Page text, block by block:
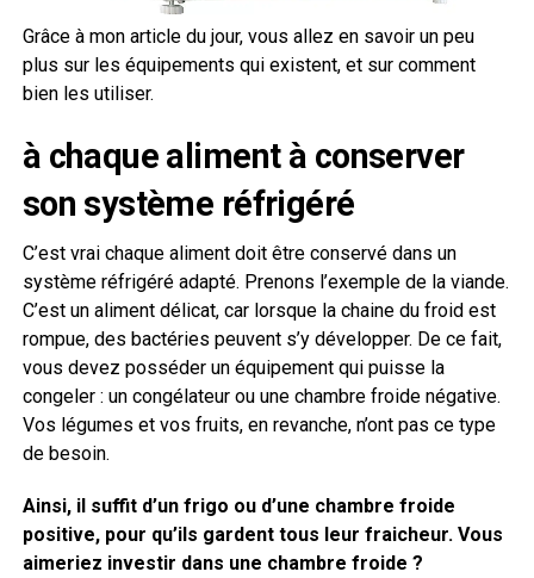
Grâce à mon article du jour, vous allez en savoir un peu
plus sur les équipements qui existent, et sur comment
bien les utiliser.
à chaque aliment à conserver
son système réfrigéré
C’est vrai chaque aliment doit être conservé dans un
système réfrigéré adapté. Prenons l’exemple de la viande.
C’est un aliment délicat, car lorsque la chaine du froid est
rompue, des bactéries peuvent s’y développer. De ce fait,
vous devez posséder un équipement qui puisse la
congeler : un congélateur ou une chambre froide négative.
Vos légumes et vos fruits, en revanche, n’ont pas ce type
de besoin.
Ainsi, il suffit d’un frigo ou d’une chambre froide
positive, pour qu’ils gardent tous leur fraicheur. Vous
aimeriez investir dans une chambre froide ?